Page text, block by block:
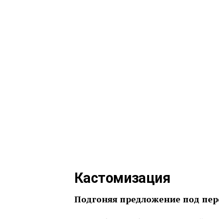
Кастомизация
Подгоняя предложение под